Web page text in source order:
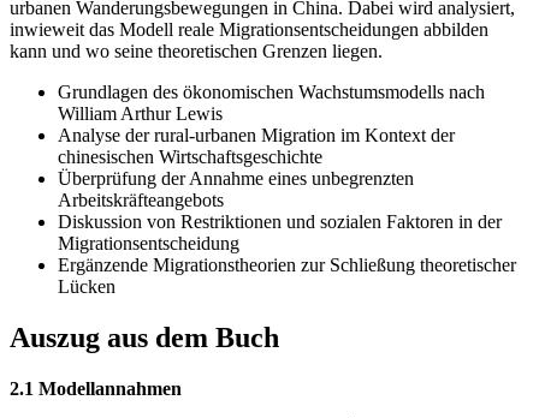
urbanen Wanderungsbewegungen in China. Dabei wird analysiert,
inwieweit das Modell reale Migrationsentscheidungen abbilden
kann und wo seine theoretischen Grenzen liegen.
Grundlagen des ökonomischen Wachstumsmodells nach
William Arthur Lewis
Analyse der rural-urbanen Migration im Kontext der
chinesischen Wirtschaftsgeschichte
Überprüfung der Annahme eines unbegrenzten
Arbeitskräfteangebots
Diskussion von Restriktionen und sozialen Faktoren in der
Migrationsentscheidung
Ergänzende Migrationstheorien zur Schließung theoretischer
Lücken
Auszug aus dem Buch
2.1 Modellannahmen